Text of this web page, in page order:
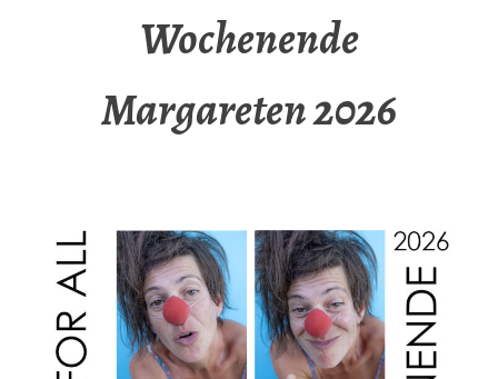
Wochenende
Margareten 2026